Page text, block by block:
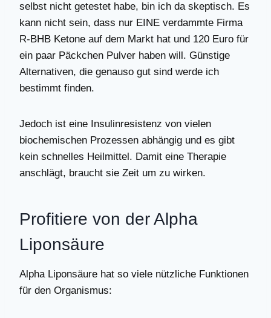
selbst nicht getestet habe, bin ich da skeptisch. Es
kann nicht sein, dass nur EINE verdammte Firma
R-BHB Ketone auf dem Markt hat und 120 Euro für
ein paar Päckchen Pulver haben will. Günstige
Alternativen, die genauso gut sind werde ich
bestimmt finden.
Jedoch ist eine Insulinresistenz von vielen
biochemischen Prozessen abhängig und es gibt
kein schnelles Heilmittel. Damit eine Therapie
anschlägt, braucht sie Zeit um zu wirken.
Profitiere von der Alpha
Liponsäure
Alpha Liponsäure hat so viele nützliche Funktionen
für den Organismus: